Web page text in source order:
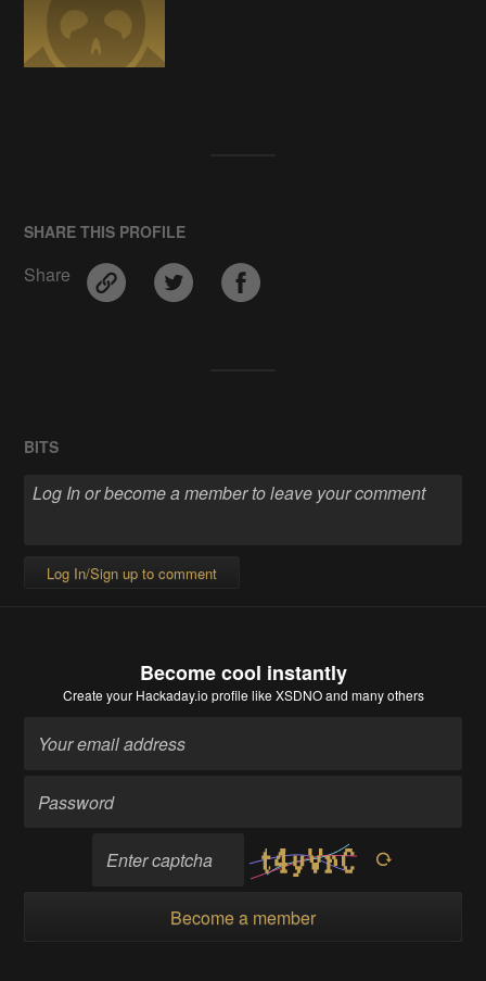
SHARE THIS PROFILE
Share
BITS
Log In/Sign up to comment
Become cool instantly
Create your Hackaday.io profile like XSDNO and many others
Become a member